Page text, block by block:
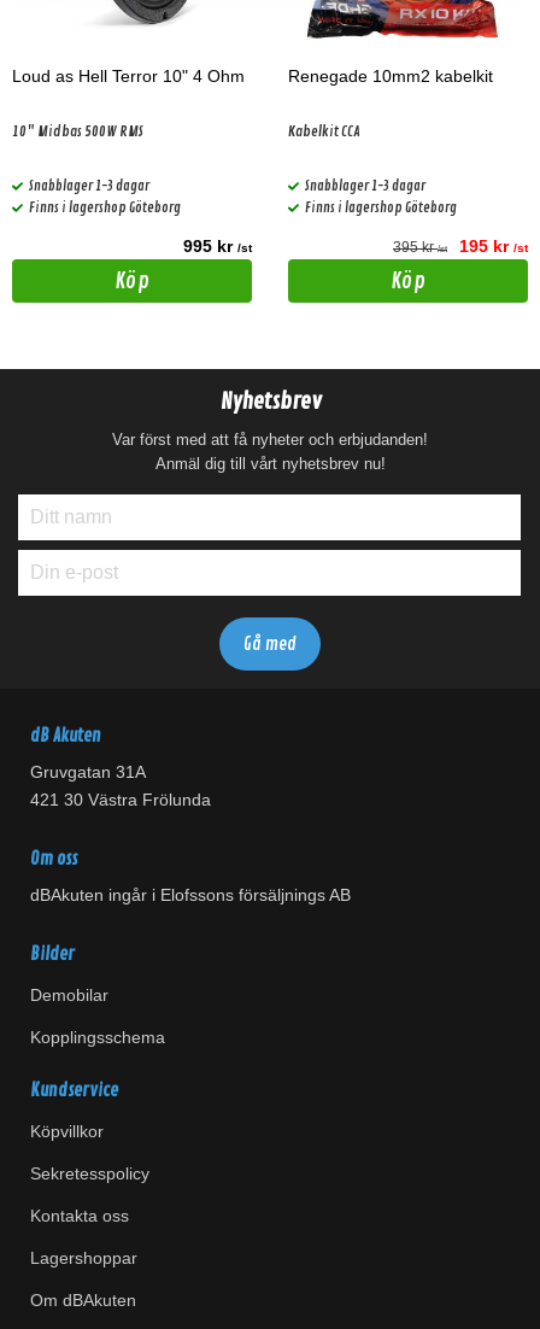
Loud as Hell Terror 10" 4 Ohm
10" Midbas 500W RMS
Snabblager 1-3 dagar
Finns i lagershop Göteborg
995 kr /st
Köp
Renegade 10mm2 kabelkit
Kabelkit CCA
Snabblager 1-3 dagar
Finns i lagershop Göteborg
395 kr/st 195 kr /st
Köp
Nyhetsbrev
Var först med att få nyheter och erbjudanden!
Anmäl dig till vårt nyhetsbrev nu!
dB Akuten
Gruvgatan 31A
421 30 Västra Frölunda
Om oss
dBAkuten ingår i Elofssons försäljnings AB
Bilder
Demobilar
Kopplingsschema
Kundservice
Köpvillkor
Sekretesspolicy
Kontakta oss
Lagershoppar
Om dBAkuten